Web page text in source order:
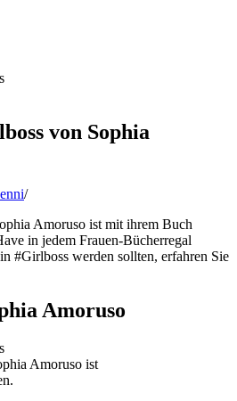
| Entertainment
von Sophia
/
Amoruso ist mit ihrem Buch
in jedem Frauen-Bücherregal
#Girlboss werden sollten, erfahren Sie
Amoruso
Amoruso ist